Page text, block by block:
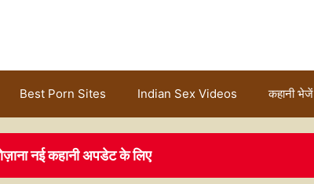
Best Porn Sites Indian Sex Videos कहानी भेजें
नई कहानी अपडेट के लिए